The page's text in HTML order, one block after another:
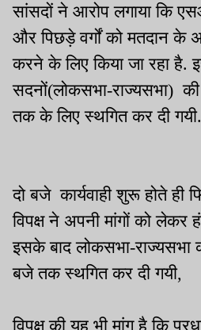
सांसदों ने आरोप लगाया कि
और पिछड़े वर्गों को मतदान के
करने के लिए किया जा रहा है.
सदनों(लोकसभा-राज्यसभा) की
तक के लिए स्थगित कर दी गयी.
दो बजे कार्यवाही शुरू होते ही
विपक्ष ने अपनी मांगों को लेकर
इसके बाद लोकसभा-राज्यसभा
बजे तक स्थगित कर दी गयी,
विपक्ष की यह भी मांग है कि